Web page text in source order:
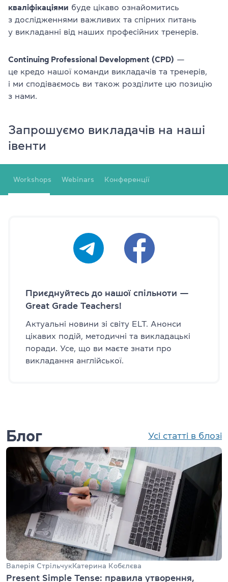
кваліфікаціями буде цікаво ознайомитись
з дослідженнями важливих та спірних питань
у викладанні від наших професійних тренерів.
Continuing Professional Development (CPD) —
це кредо нашої команди викладачів та тренерів,
і ми сподіваємось ви також розділите цю позицію
з нами.
Запрошуємо викладачів на наші
івенти
Workshops Webinars Конференції
Приєднуйтесь до нашої спільноти —
Great Grade Teachers!
Актуальні новини зі світу ELT. Анонси
цікавих подій, методичні та викладацькі
поради. Усе, що ви маєте знати про
викладання англійської.
Блог Усі статті в блозі
Валерія СтрільчукКатерина Кобєлєва
Present Simple Tense: правила утворення,